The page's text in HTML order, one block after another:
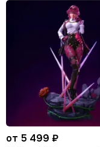
от 5 499 ₽